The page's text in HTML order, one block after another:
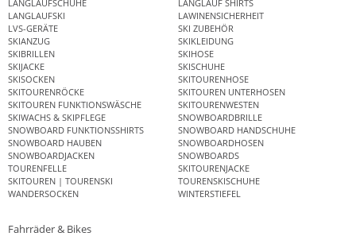
LANGLAUFSCHUHE
LANGLAUF SHIRTS
LANGLAUFSKI
LAWINENSICHERHEIT
LVS-GERÄTE
SKI ZUBEHÖR
SKIANZUG
SKIKLEIDUNG
SKIBRILLEN
SKIHOSE
SKIJACKE
SKISCHUHE
SKISOCKEN
SKITOURENHOSE
SKITOURENRÖCKE
SKITOUREN UNTERHOSEN
SKITOUREN FUNKTIONSWÄSCHE
SKITOURENWESTEN
SKIWACHS & SKIPFLEGE
SNOWBOARDBRILLE
SNOWBOARD FUNKTIONSSHIRTS
SNOWBOARD HANDSCHUHE
SNOWBOARD HAUBEN
SNOWBOARDHOSEN
SNOWBOARDJACKEN
SNOWBOARDS
TOURENFELLE
SKITOURENJACKE
SKITOUREN | TOURENSKI
TOURENSKISCHUHE
WANDERSOCKEN
WINTERSTIEFEL
Fahrräder & Bikes